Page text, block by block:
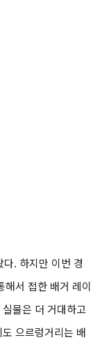
. 하지만 이번 경
해서 접한 배거 레이
물은 더 거대하고
으르렁거리는 배